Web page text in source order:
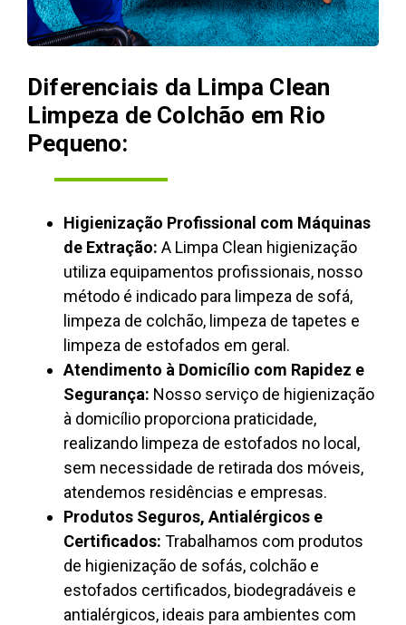
Diferenciais da Limpa Clean
Limpeza de Colchão em Rio
Pequeno:
Higienização Profissional com Máquinas
de Extração: A Limpa Clean higienização
utiliza equipamentos profissionais, nosso
método é indicado para limpeza de sofá,
limpeza de colchão, limpeza de tapetes e
limpeza de estofados em geral.
Atendimento à Domicílio com Rapidez e
Segurança: Nosso serviço de higienização
à domicílio proporciona praticidade,
realizando limpeza de estofados no local,
sem necessidade de retirada dos móveis,
atendemos residências e empresas.
Produtos Seguros, Antialérgicos e
Certificados: Trabalhamos com produtos
de higienização de sofás, colchão e
estofados certificados, biodegradáveis e
antialérgicos, ideais para ambientes com